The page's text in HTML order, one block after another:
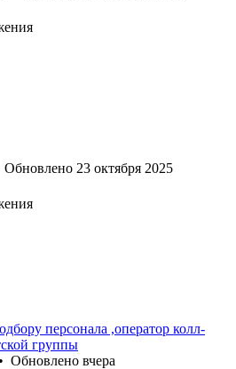
Обновлено 23 октября 2025
персонала ,оператор колл-
группы
• Обновлено вчера